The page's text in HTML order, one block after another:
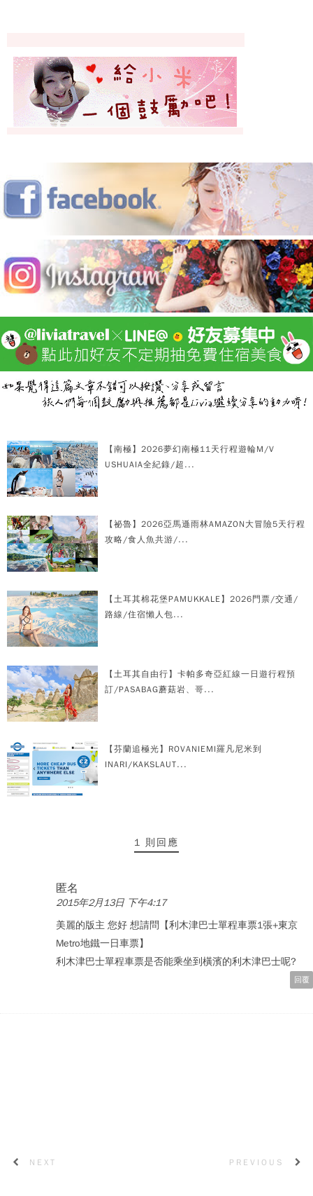
【南極】2026夢幻南極11天行程遊輪M/V
USHUAIA全紀錄/超...
【祕魯】2026亞馬遜雨林AMAZON大冒險5天行程
攻略/食人魚共游/...
【土耳其棉花堡PAMUKKALE】2026門票/交通/
路線/住宿懶人包...
【土耳其自由行】卡帕多奇亞紅線一日遊行程預
訂/PASABAG蘑菇岩、哥...
【芬蘭追極光】ROVANIEMI羅凡尼米到
INARI/KAKSLAUT...
1 則回應
匿名
2015年2月13日 下午4:17
美麗的版主 您好 想請問【利木津巴士單程車票1張+東京
Metro地鐵一日車票】
利木津巴士單程車票是否能乘坐到橫濱的利木津巴士呢?
回覆
NEXT PREVIOUS